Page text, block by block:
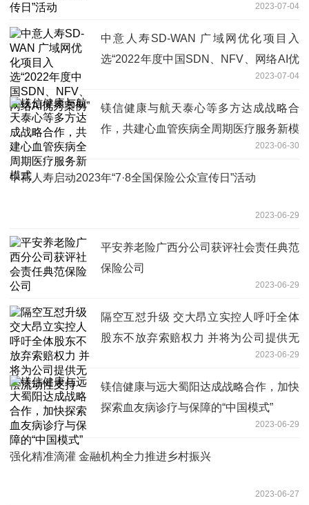
2023-07-04
中意人寿SD-WAN 广域网优化项目入
选“2022年度中国SDN、NFV、网络AI优
2023-07-04
镁信健康与航天泰心等多方达成战略合
作，共建心血管疾病全周期医疗服务新模
2023-06-30
中荷人寿启动2023年“7·8全国保险公众宣传日”活动
2023-06-29
平安养老险广西分公司获评社会责任典范
保险公司
2023-06-29
隔空互怼升级 交大昂立实控人呼吁全体
股东不放弃索赔权力 并将为公司提供无
2023-06-29
镁信健康与远大蜀阳达成战略合作，加快
探索血友病诊疗与保障的“中国模式”
2023-06-29
强化精准滴灌 金融机构全力推进乡村振兴
2023-06-27